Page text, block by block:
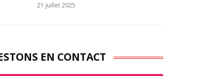
21 juillet 2025
EN CONTACT